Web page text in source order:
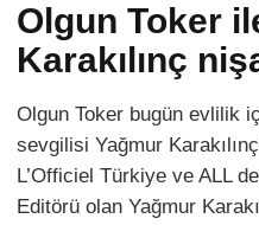
Olgun Toker
Karakılınç
Olgun Toker bugün evlilik
sevgilisi Yağmur
L’Officiel Türkiye ve ALL
Editörü olan Yağmur